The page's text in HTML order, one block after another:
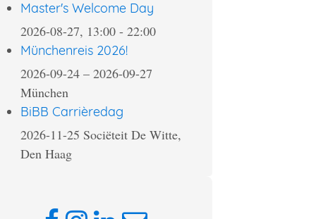
Master's Welcome Day
2026-08-27, 13:00 - 22:00
Münchenreis 2026!
2026-09-24 – 2026-09-27
München
BiBB Carrièredag
2026-11-25 Sociëteit De Witte,
Den Haag